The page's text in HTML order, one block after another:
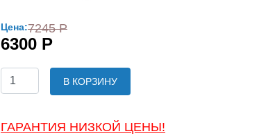
Цена:7245 Р
6300 Р
В КОРЗИНУ
ГАРАНТИЯ НИЗКОЙ ЦЕНЫ!